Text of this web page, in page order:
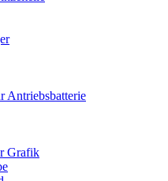
Antriebsbatterie
Grafik